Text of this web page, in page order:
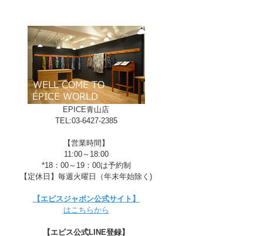
B-GOLD
EPICE青山店
TEL:03-6427-2385
【営業時間】
11:00～18:00
*18：00～19：00は予約制
【定休日】毎週火曜日（年末年始除く)
【エピスジャポン公式サイト】
はこちらから
【エピス公式LINE登録】